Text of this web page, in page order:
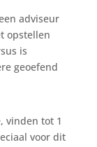
adviseur
opstellen
is
geoefend
vinden tot 1
voor dit